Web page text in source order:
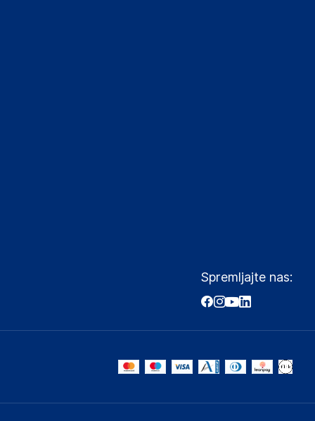
Spremljajte nas: